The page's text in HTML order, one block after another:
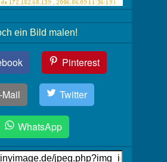
ein Bild malen!
Pinterest
Mail Twitter
WhatsApp